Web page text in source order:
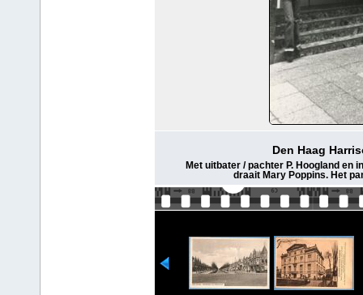
Den Haag
Met uitbater / pachter P. Hoogland en
draait Mary Poppins. Het